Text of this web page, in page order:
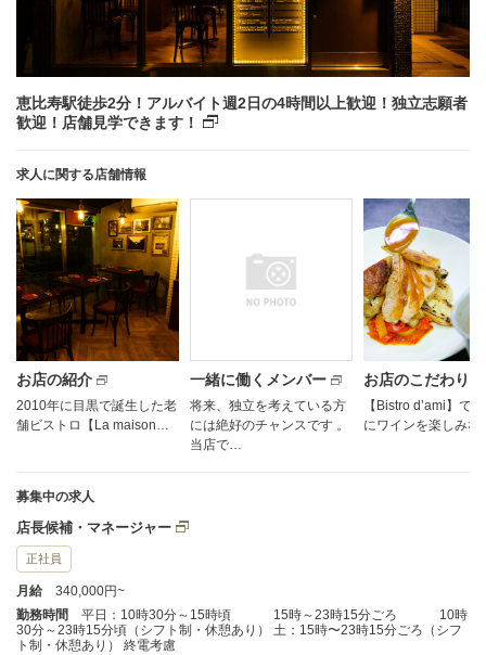
恵比寿駅徒歩2分！アルバイト週2日の4時間以上歓迎！独立志願者
歓迎！店舗見学できます！
求人に関する店舗情報
お店の紹介
2010年に目黒で誕生した老
舗ビストロ【La maison…
一緒に働くメンバー
将来、独立を考えている方
には絶好のチャンスです 。
当店で…
お店のこだわり
【Bistro d’ami】で
にワインを楽しみ
募集中の求人
店長候補・マネージャー
正社員
月給
340,000円~
勤務時間
平日：10時30分～15時頃 15時～23時15分ごろ 10時
30分～23時15分頃（シフト制・休憩あり） 土：15時〜23時15分ごろ（シフ
ト制・休憩あり） 終電考慮